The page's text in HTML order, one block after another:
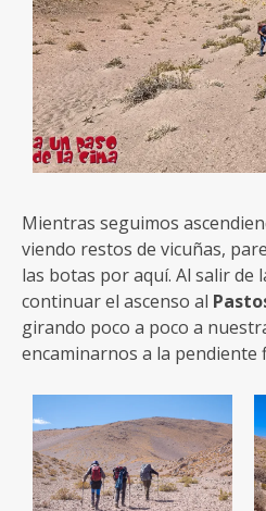
Mientras seguimos
viendo restos de vicuñas,
las botas por aquí. Al salir de
continuar el ascenso al
girando poco a poco a
encaminarnos a la pendiente